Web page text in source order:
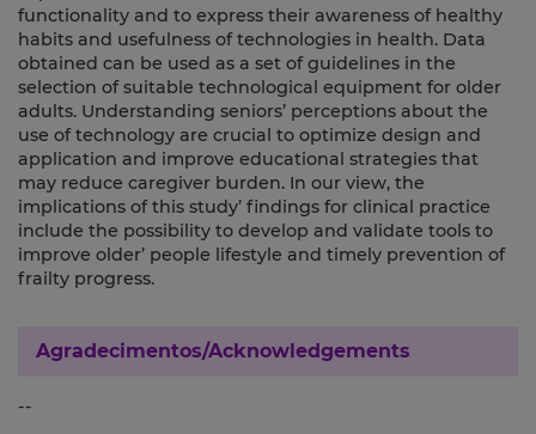
functionality and to express their awareness of healthy
habits and usefulness of technologies in health. Data
obtained can be used as a set of guidelines in the
selection of suitable technological equipment for older
adults. Understanding seniors’ perceptions about the
use of technology are crucial to optimize design and
application and improve educational strategies that
may reduce caregiver burden. In our view, the
implications of this study’ findings for clinical practice
include the possibility to develop and validate tools to
improve older’ people lifestyle and timely prevention of
frailty progress.
Agradecimentos/Acknowledgements
--